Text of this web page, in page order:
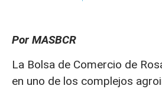
Por MASBCR
La Bolsa de Comercio de
en uno de los complejos